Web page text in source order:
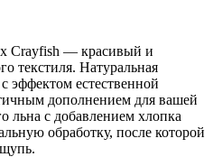
Crayfish — красивый и
текстиля. Натуральная
эффектом естественной
дополнением для вашей
льна с добавлением хлопка
обработку, после которой